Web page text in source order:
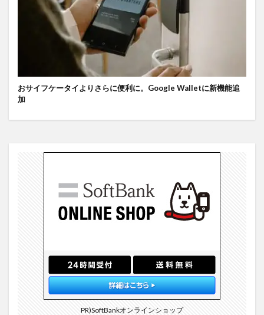
おサイフケータイよりさらに便利に。Google Walletに新機能追
加
PR)SoftBankオンラインショップ